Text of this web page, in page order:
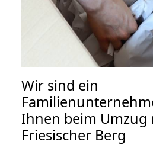
Wir sind ein
Ihnen beim Umzug
Friesischer Berg